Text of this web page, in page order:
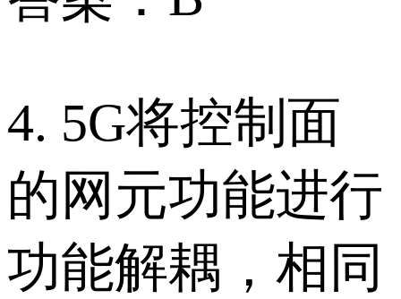
4. 5G将控制面
的网元功能进行
功能解耦，相同